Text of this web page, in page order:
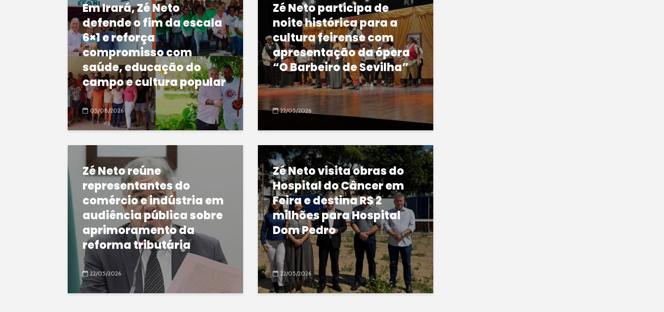
Em Irará, Zé Neto
defende o fim da escala
6×1 e reforça
compromisso com
saúde, educação do
campo e cultura popular
05/08/2026
Zé Neto participa de
noite histórica para a
cultura feirense com
apresentação da ópera
“O Barbeiro de Sevilha”
22/05/2026
Zé Neto reúne
representantes do
comércio e indústria em
audiência pública sobre
aprimoramento da
reforma tributária
22/05/2026
Zé Neto visita obras do
Hospital do Câncer em
Feira e destina R$ 2
milhões para Hospital
Dom Pedro
22/05/2026